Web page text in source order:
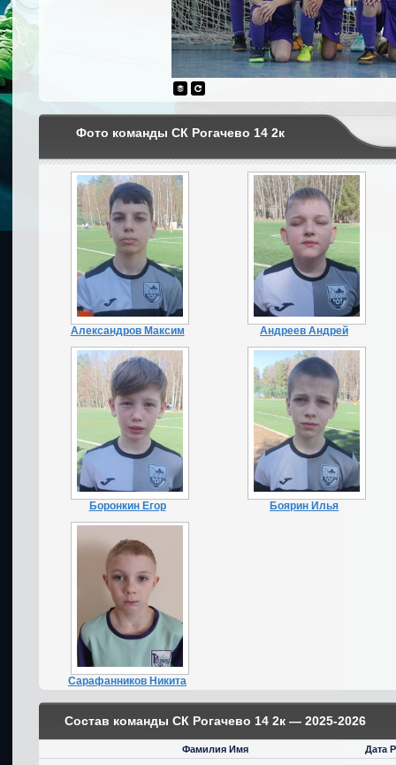
Фото команды СК Рогачево 14 2к
Александров Максим Андреев Андрей
Боронкин Егор Боярин Илья
Сарафанников Никита
Состав команды СК Рогачево 14 2к — 2025-2026
Фамилия Имя Дата